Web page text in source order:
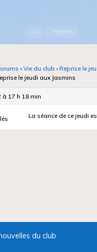
AccueilRéponse
› Vie du club › Reprise le
le jeudi aux Jasmins
à 17 h 18 min
La séance de ce jeudi
du club